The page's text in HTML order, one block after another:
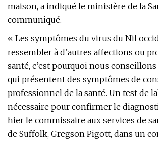
maison, a indiqué le ministère de la
communiqué.
« Les symptômes du virus du Nil
ressembler à d’autres affections ou
santé, c’est pourquoi nous
qui présentent des symptômes de
professionnel de la santé. Un test de
nécessaire pour confirmer le
hier le commissaire aux services de
de Suffolk, Gregson Pigott, dans un